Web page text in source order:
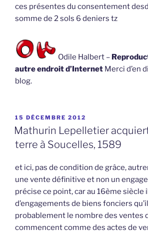
ces présentes du consentement
somme de 2 sols 6 deniers tz
Odile Halbert –
autre endroit d’Internet Merci d’en
blog.
PUBLIÉ
LE
15 DÉCEMBRE 2012
Mathurin Lepelletier
terre à Soucelles, 1589
et ici, pas de condition de grâce,
une vente définitive et non un
précise ce point, car au 16ème siècle
d’engagements de biens fonciers
probablement le nombre des ventes
commencent comme des actes de